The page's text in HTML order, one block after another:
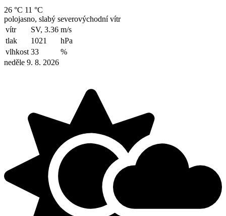
26 °C 11 °C
polojasno, slabý severovýchodní vítr
vítr
SV, 3.36 m/s
tlak
1021
hPa
vlhkost 33
%
neděle 9. 8. 2026